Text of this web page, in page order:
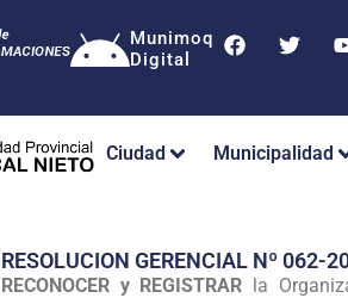
Munimoq
Digital
Ciudad Municipalidad
RESOLUCION GERENCIAL Nº 062-
RECONOCER y REGISTRAR la